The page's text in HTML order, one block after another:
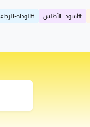
#أسود_الأطلس #الوداد-الرجاء